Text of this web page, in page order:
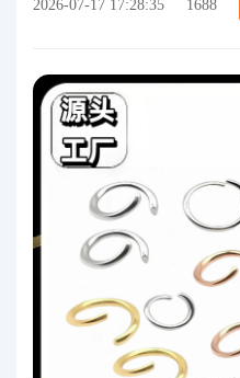
2026-07-17 17:28:35 1688